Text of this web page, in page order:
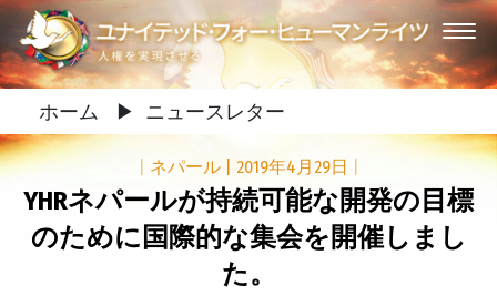
ホーム ▶ ニュースレター
ネパール 2019年4月29日
YHRネパールが持続可能な開発の目標
のために国際的な集会を開催しまし
た。